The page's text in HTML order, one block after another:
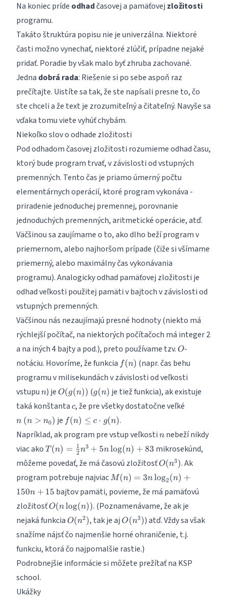
Na koniec príde odhadčasovej a pamäťovej zložitosti
programu.
Takáto štruktúra popisu nie je univerzálna. Niektoré
časti možno vynechať, niektoré zlúčiť, prípadne nejaké
pridať. Poradie by však malo byť zhruba zachované.
Jedna dobrá rada: Riešenie si po sebe aspoň raz
prečítajte. Uistíte sa tak, že ste napísali presne to, čo
ste chceli a že text je zrozumiteľný a čitateľný. Navyše sa
vďaka tomu viete vyhúť chybám.
Niekoľko slov o odhade zložitosti
Pod odhadom časovej zložitosti rozumieme odhad času,
ktorý bude program trvať, v závislosti od vstupných
premenných. Tento čas je priamo úmerný počtu
elementárnych operácií, ktoré program vykonáva -
priradenie jednoduchej premennej, porovnanie
jednoduchých premenných, aritmetické operácie, atď.
Väčšinou sa zaujímame o to, ako dlho beží program v
priemernom, alebo najhoršom prípade (čiže si všímame
priemerný, alebo maximálny čas vykonávania
programu). Analogicky odhad pamäťovej zložitosti je
odhad veľkosti použitej pamäti v bajtoch v závislosti od
vstupných premenných.
Väčšinou nás nezaujímajú presné hodnoty (niekto má
rýchlejší počítač, na niektorých počítačoch má integer 2
a na iných 4 bajty a pod.), preto používame tzv. O
O-
notáciu. Hovoríme, že funkcia f(n)
f(n) (napr. čas behu
programu v milisekundách v závislosti od veľkosti
vstupu n
n) je O(g(n))
O(g(n)) (g(n)
g(n) je tiež funkcia), ak existuje
taká konštanta c
c, že pre všetky dostatočne veľké
n (n > n0) je f(n)
\leq
c
\cdot
g(n)
f(n) ≤ c ⋅ g(n).
Napríklad, ak program pre vstup veľkosti n
n nebeží nikdy
viac ako T(n)=\frac{1}
{2}n^3 +
5n\log(n) + 83
T (n) = 2
1 n3 + 5nlog(n) + 83 mikrosekúnd,
môžeme povedať, že má časovú zložitosťO(n^3)
O(n3). Ak
program potrebuje najviac M(n) =
3n\log_2(n)
+ 150n +
15
M(n) = 3nlog2(n) +
150n + 15 bajtov pamäti, povieme, že má pamäťovú
zložitosťO(n\log(n))
O(n log(n)). (Poznamenávame, že ak je
nejaká funkcia O(n^2)
O(n2), tak je ajO(n^3)
O(n3)) atď. Vždy sa však
snažíme nájsť čo najmenšie horné ohraničenie, t.j.
funkciu, ktorá čo najpomalšie rastie.)
Podrobnejšie informácie si môžete prežítať na KSP
school.
Ukážky